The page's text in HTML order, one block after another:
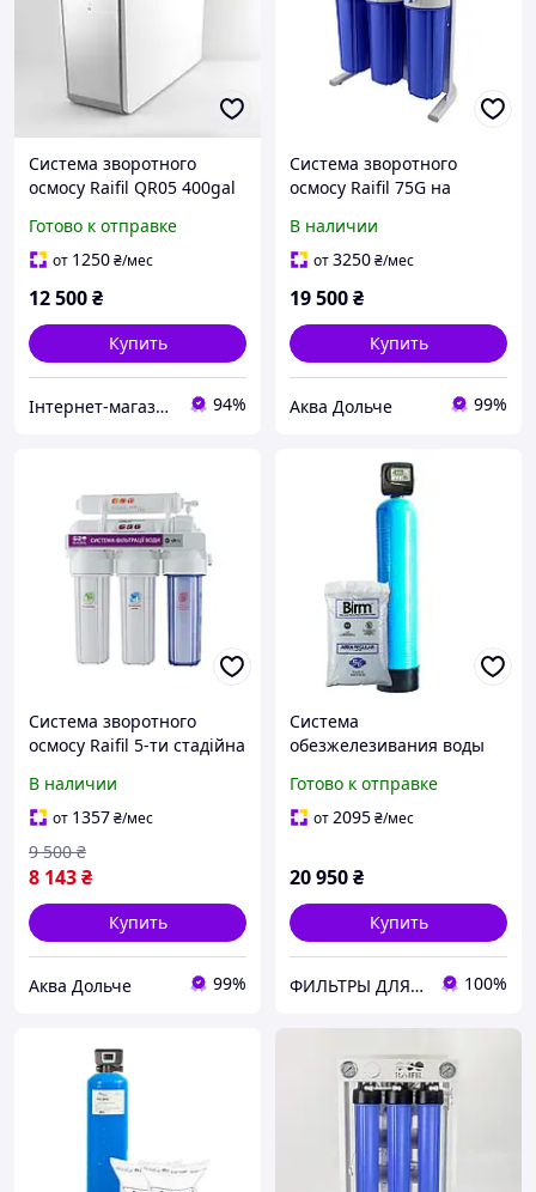
Система зворотного
осмосу Raifil QR05 400gal
Готово к отправке
от 1250₴/мес
12 500₴
Купить
Інтернет-магазин «ПЕРША ВОДА» 94%
Система зворотного
осмосу Raifil 75G на
помпою, мінералізатором
і ультрафіолетом
В наличии
от3250₴/мес
19 500₴
Купить
Аква Дольче 99%
Система зворотного
осмосу Raifil 5-ти стадійна
В наличии
от 1357₴/мес
8 143₴
9 500 ₴
Купить
Аква Дольче 99%
Система
обезжелезивания воды
Готово к отправке
от2095₴/мес
20 950₴
Купить
ФИЛЬТРЫ ДЛЯ ВОДЫ ➤ Купить в Киеве и по всей Украине • интернет-магазин hydro.in.ua 100%